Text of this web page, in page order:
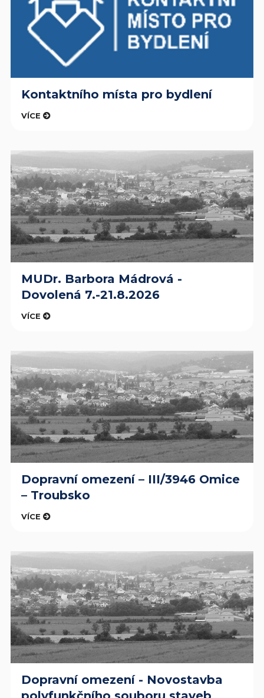
Kontaktního místa pro bydlení
VÍCE
MUDr. Barbora Mádrová -
Dovolená 7.-21.8.2026
VÍCE
Dopravní omezení – III/3946 Omice
– Troubsko
VÍCE
Dopravní omezení - Novostavba